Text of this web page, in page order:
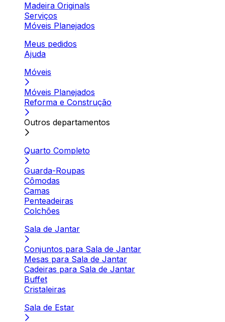
Madeira Originals
Serviços
Móveis Planejados
Meus pedidos
Ajuda
Móveis
Móveis Planejados
Reforma e Construção
Outros departamentos
Quarto Completo
Guarda-Roupas
Cômodas
Camas
Penteadeiras
Colchões
Sala de Jantar
Conjuntos para Sala de Jantar
Mesas para Sala de Jantar
Cadeiras para Sala de Jantar
Buffet
Cristaleiras
Sala de Estar